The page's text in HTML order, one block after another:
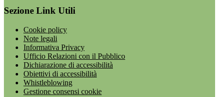
Sezione Link Utili
Cookie policy
Note legali
Informativa Privacy
Ufficio Relazioni con il Pubblico
Dichiarazione di accessibilità
Obiettivi di accessibilità
Whistleblowing
Gestione consensi cookie